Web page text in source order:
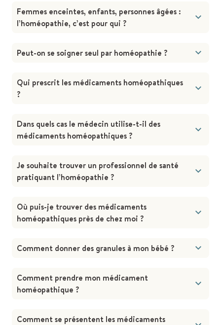
Femmes enceintes, enfants, personnes âgées :
l’homéopathie, c’est pour qui ?
Peut-on se soigner seul par homéopathie ?
Qui prescrit les médicaments homéopathiques
?
Dans quels cas le médecin utilise-t-il des
médicaments homéopathiques ?
Je souhaite trouver un professionnel de santé
pratiquant l’homéopathie ?
Où puis-je trouver des médicaments
homéopathiques près de chez moi ?
Comment donner des granules à mon bébé ?
Comment prendre mon médicament
homéopathique ?
Comment se présentent les médicaments